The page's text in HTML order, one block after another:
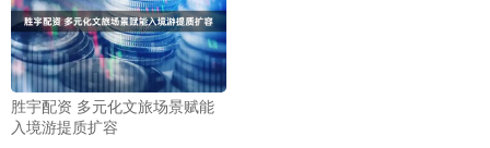
胜宇配资 多元化文旅场景赋能
入境游提质扩容